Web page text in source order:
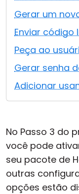
Gerar um
Enviar código
Peça ao
Gerar senha
Adicionar
No Passo 3 do
você pode
seu pacote de
outras
opções estão
Nuvem e Local